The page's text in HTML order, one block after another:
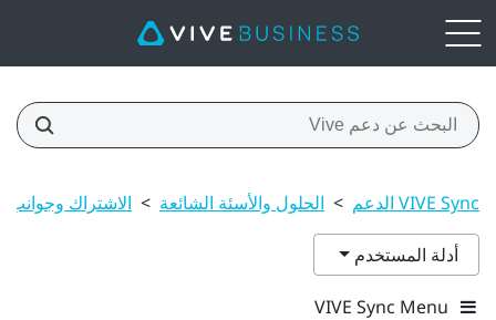
VIVE Sync الدعم > الحلول والأسئة الشائعة > الاشتراك
أدلة المستخدم
VIVE Sync Menu